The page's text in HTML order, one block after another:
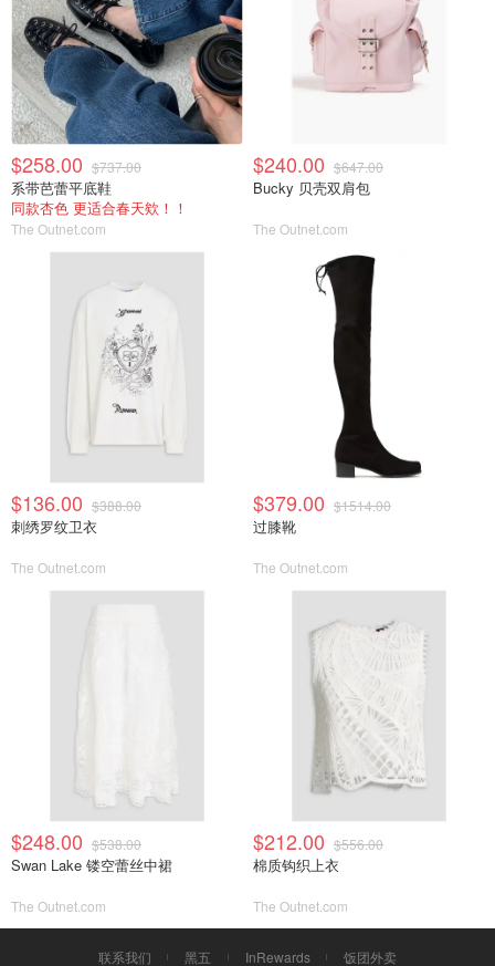
$258.00 $737.00
系带芭蕾平底鞋
同款杏色 更适合春天欸！！
The Outnet.com
$240.00 $647.00
Bucky 贝壳双肩包
The Outnet.com
$136.00 $388.00
刺绣罗纹卫衣
The Outnet.com
$379.00 $1514.00
过膝靴
The Outnet.com
$248.00 $538.00
Swan Lake 镂空蕾丝中裙
The Outnet.com
$212.00 $556.00
棉质钩织上衣
The Outnet.com
联系我们 黑五 InRewards 饭团外卖